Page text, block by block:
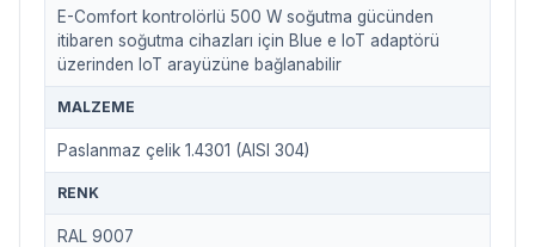
E-Comfort kontrolörlü 500 W soğutma gücünden
itibaren soğutma cihazları için Blue e IoT adaptörü
üzerinden IoT arayüzüne bağlanabilir
MALZEME
Paslanmaz çelik 1.4301 (AISI 304)
RENK
RAL 9007